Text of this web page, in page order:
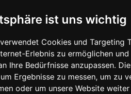
ist uns wichtig
Cookies und Targeting
Erlebnis zu ermöglichen
Ihre Bedürfnisse anzupassen.
Ergebnisse zu messen, um zu
oder um unsere Website
Presseanfrage
HILFE &
Häufig gestellte
Anfrage stellen